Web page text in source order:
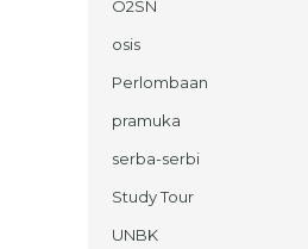
O2SN
osis
Perlombaan
pramuka
serba-serbi
Study Tour
UNBK